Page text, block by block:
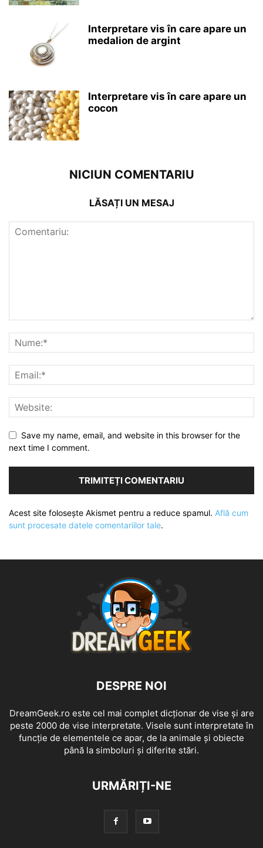
Interpretare vis în care apare un
medalion de argint
Interpretare vis în care apare un
cocon
NICIUN COMENTARIU
LĂSAȚI UN MESAJ
Save my name, email, and website in this browser for the
next time I comment.
Acest site folosește Akismet pentru a reduce spamul. Află cum
sunt procesate datele comentariilor tale.
DESPRE NOI
DreamGeek.ro este cel mai complet dicționar de vise și are
peste 2000 de vise interpretate. Visele sunt interpretate în
funcție de elementele ce apar, de la animale și obiecte
până la simboluri și diferite stări.
URMĂRIȚI-NE